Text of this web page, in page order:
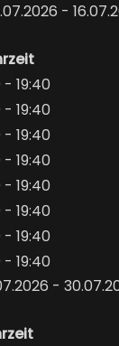
-
- 19:40
- 19:40
- 19:40
- 19:40
- 19:40
- 19:40
- 19:40
- 19:40
-